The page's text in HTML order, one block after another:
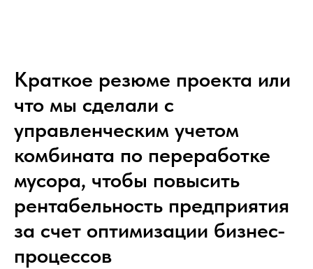
Краткое резюме проекта или
что мы сделали с
управленческим учетом
комбината по переработке
мусора, чтобы повысить
рентабельность предприятия
за счет оптимизации бизнес-
процессов